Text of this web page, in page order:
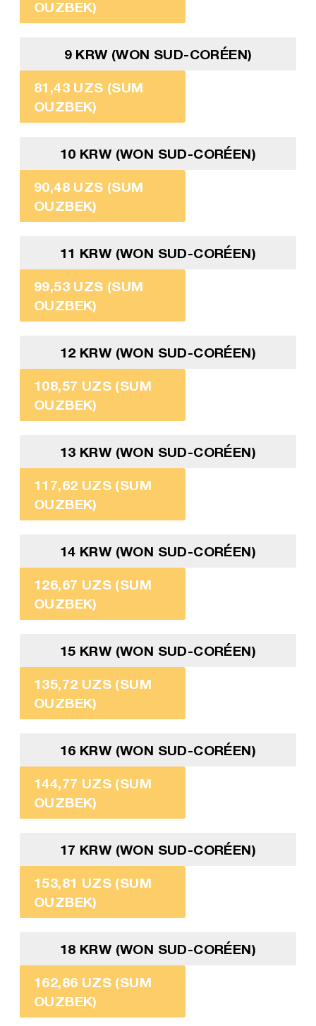
OUZBEK)
9 KRW (WON SUD-CORÉEN)
81,43 UZS (SUM
OUZBEK)
10 KRW (WON SUD-CORÉEN)
90,48 UZS (SUM
OUZBEK)
11 KRW (WON SUD-CORÉEN)
99,53 UZS (SUM
OUZBEK)
12 KRW (WON SUD-CORÉEN)
108,57 UZS (SUM
OUZBEK)
13 KRW (WON SUD-CORÉEN)
117,62 UZS (SUM
OUZBEK)
14 KRW (WON SUD-CORÉEN)
126,67 UZS (SUM
OUZBEK)
15 KRW (WON SUD-CORÉEN)
135,72 UZS (SUM
OUZBEK)
16 KRW (WON SUD-CORÉEN)
144,77 UZS (SUM
OUZBEK)
17 KRW (WON SUD-CORÉEN)
153,81 UZS (SUM
OUZBEK)
18 KRW (WON SUD-CORÉEN)
162,86 UZS (SUM
OUZBEK)